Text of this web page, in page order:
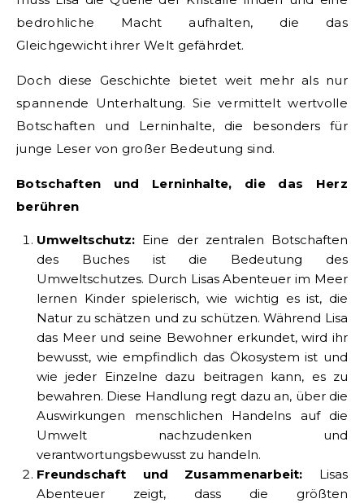
bedrohliche Macht aufhalten, die das
Gleichgewicht ihrer Welt gefährdet.
Doch diese Geschichte bietet weit mehr als nur
spannende Unterhaltung. Sie vermittelt wertvolle
Botschaften und Lerninhalte, die besonders für
junge Leser von großer Bedeutung sind.
Botschaften und Lerninhalte, die das Herz
berühren
Umweltschutz: Eine der zentralen Botschaften
des Buches ist die Bedeutung des
Umweltschutzes. Durch Lisas Abenteuer im Meer
lernen Kinder spielerisch, wie wichtig es ist, die
Natur zu schätzen und zu schützen. Während Lisa
das Meer und seine Bewohner erkundet, wird ihr
bewusst, wie empfindlich das Ökosystem ist und
wie jeder Einzelne dazu beitragen kann, es zu
bewahren. Diese Handlung regt dazu an, über die
Auswirkungen menschlichen Handelns auf die
Umwelt nachzudenken und
verantwortungsbewusst zu handeln.
Freundschaft und Zusammenarbeit: Lisas
Abenteuer zeigt, dass die größten